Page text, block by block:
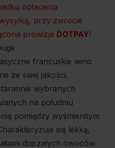
opłacenia
przy zwrocie
prowizja DOTPAY!
francuskie wino
ze swej jakości.
wybranych
na południu
pomiędzy wyśmienitym
się lekką,
dojrzałych owoców.